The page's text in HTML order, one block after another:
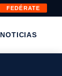
FEDÉRATE
NOTICIAS